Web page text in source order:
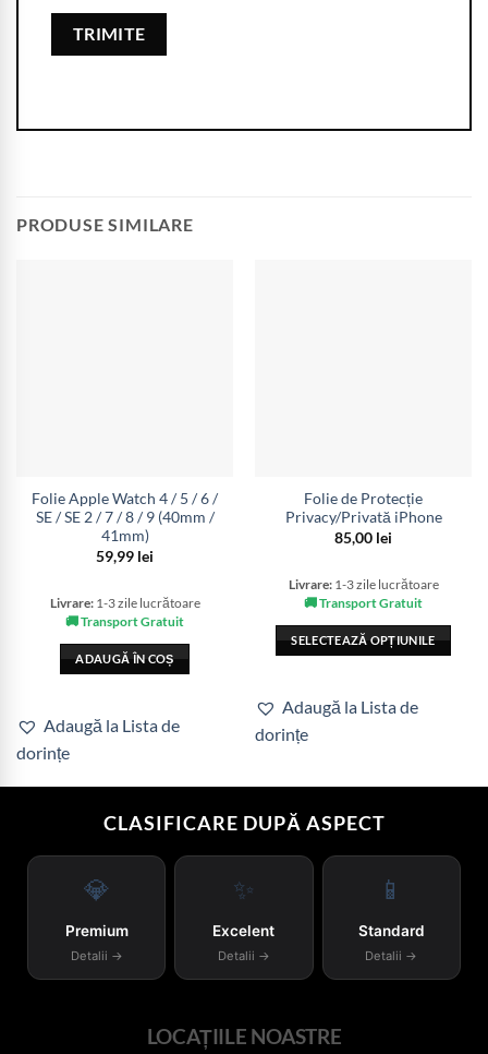
PRODUSE SIMILARE
Folie Apple Watch 4 / 5 / 6 /
SE / SE 2 / 7 / 8 / 9 (40mm /
41mm)
59,99 lei
Livrare:1-3 zile lucrătoare
🚚 Transport Gratuit
ADAUGĂ ÎN COȘ
Adaugă la Lista de
dorințe
Folie de Protecție
Privacy/Privată iPhone
85,00 lei
Livrare:1-3 zile lucrătoare
🚚 Transport Gratuit
SELECTEAZĂ OPȚIUNILE
are
pot
produsului.
Adaugă la Lista de
dorințe
CLASIFICARE DUPĂ ASPECT
💎
Premium
Detalii →
✨
Excelent
Detalii →
📱
Standard
Detalii →
LOCAȚIILE NOASTRE